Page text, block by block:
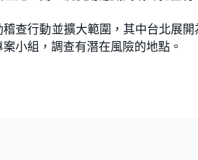
查行動並擴大範圍，其中台北展
小組，調查有潛在風險的地點。